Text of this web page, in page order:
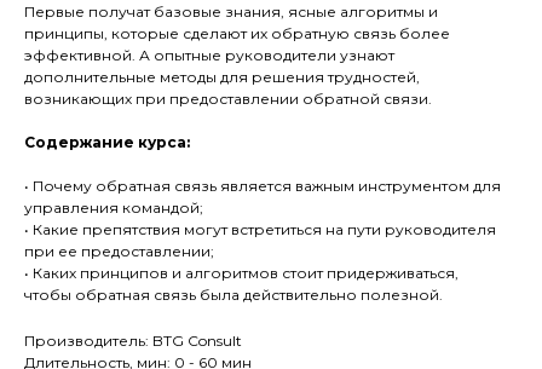
Первые получат базовые знания, ясные алгоритмы и
принципы, которые сделают их обратную связь более
эффективной. А опытные руководители узнают
дополнительные методы для решения трудностей,
возникающих при предоставлении обратной связи.
Содержание курса:
• Почему обратная связь является важным инструментом для
управления командой;
• Какие препятствия могут встретиться на пути руководителя
при ее предоставлении;
• Каких принципов и алгоритмов стоит придерживаться,
чтобы обратная связь была действительно полезной.
Производитель: BTG Consult
Длительность, мин: 0 - 60 мин